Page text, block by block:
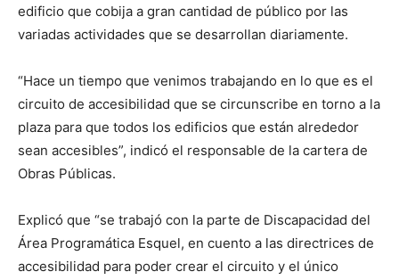
edificio que cobija a gran cantidad de público por las
variadas actividades que se desarrollan diariamente.
“Hace un tiempo que venimos trabajando en lo que es el
circuito de accesibilidad que se circunscribe en torno a la
plaza para que todos los edificios que están alrededor
sean accesibles”, indicó el responsable de la cartera de
Obras Públicas.
Explicó que “se trabajó con la parte de Discapacidad del
Área Programática Esquel, en cuento a las directrices de
accesibilidad para poder crear el circuito y el único